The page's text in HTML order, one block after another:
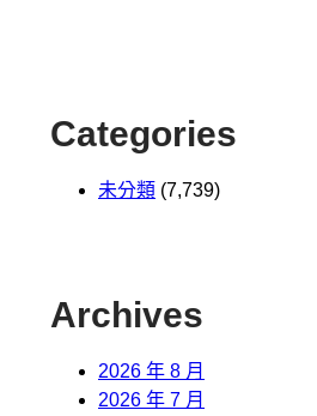
Categories
未分類 (7,739)
Archives
2026 年 8 月
2026 年 7 月